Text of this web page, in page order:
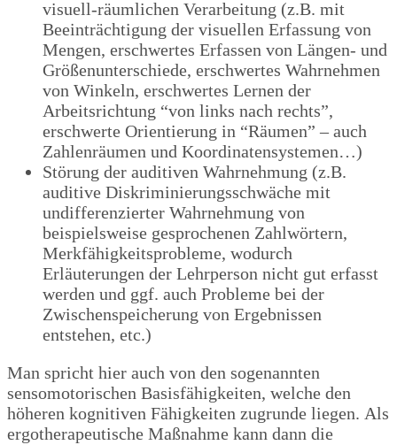
visuell-räumlichen Verarbeitung (z.B. mit
Beeinträchtigung der visuellen Erfassung von
Mengen, erschwertes Erfassen von Längen- und
Größenunterschiede, erschwertes Wahrnehmen
von Winkeln, erschwertes Lernen der
Arbeitsrichtung “von links nach rechts”,
erschwerte Orientierung in “Räumen” – auch
Zahlenräumen und Koordinatensystemen…)
Störung der auditiven Wahrnehmung (z.B.
auditive Diskriminierungsschwäche mit
undifferenzierter Wahrnehmung von
beispielsweise gesprochenen Zahlwörtern,
Merkfähigkeitsprobleme, wodurch
Erläuterungen der Lehrperson nicht gut erfasst
werden und ggf. auch Probleme bei der
Zwischenspeicherung von Ergebnissen
entstehen, etc.)
Man spricht hier auch von den sogenannten
sensomotorischen Basisfähigkeiten, welche den
höheren kognitiven Fähigkeiten zugrunde liegen. Als
ergotherapeutische Maßnahme kann dann die